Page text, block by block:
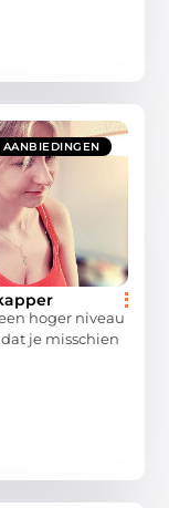
AANBIEDINGEN
hoger niveau
je misschien